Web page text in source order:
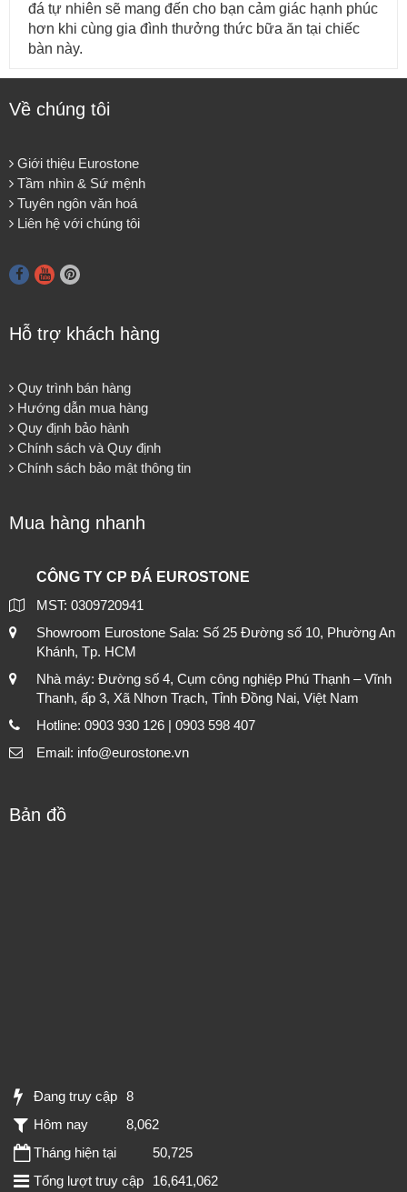
đá tự nhiên sẽ mang đến cho bạn cảm giác hạnh phúc
hơn khi cùng gia đình thưởng thức bữa ăn tại chiếc
bàn này.
Về chúng tôi
Giới thiệu Eurostone
Tầm nhìn & Sứ mệnh
Tuyên ngôn văn hoá
Liên hệ với chúng tôi
Hỗ trợ khách hàng
Quy trình bán hàng
Hướng dẫn mua hàng
Quy định bảo hành
Chính sách và Quy định
Chính sách bảo mật thông tin
Mua hàng nhanh
CÔNG TY CP ĐÁ EUROSTONE
MST: 0309720941
Showroom Eurostone Sala: Số 25 Đường số 10, Phường An
Khánh, Tp. HCM
Nhà máy: Đường số 4, Cụm công nghiệp Phú Thạnh – Vĩnh
Thanh, ấp 3, Xã Nhơn Trạch, Tỉnh Đồng Nai, Việt Nam
Hotline: 0903 930 126 | 0903 598 407
Email: info@eurostone.vn
Bản đồ
Đang truy cập 8
Hôm nay
8,062
Tháng hiện tại
50,725
Tổng lượt truy cập
16,641,062